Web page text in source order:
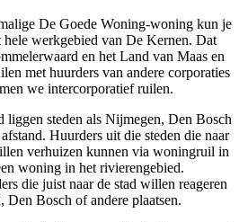
De Goede Woning-woning kun je
werkgebied van De Kernen. Dat
en het Land van Maas en
met huurders van andere corporaties
we intercorporatief ruilen.
liggen steden als Nijmegen, Den Bosch
Huurders uit die steden die naar
verhuizen kunnen via woningruil in
woning in het rivierengebied.
die juist naar de stad willen reageren
Bosch of andere plaatsen.